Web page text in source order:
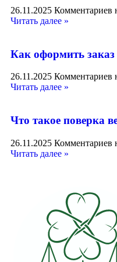
26.11.2025 Комментариев
Читать далее »
Как оформить заказ
26.11.2025 Комментариев
Читать далее »
Что такое поверка
26.11.2025 Комментариев
Читать далее »